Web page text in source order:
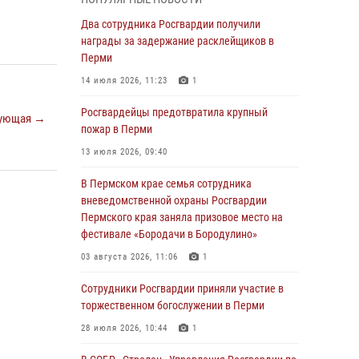
→
В Пермском крае семья сотрудника
вневедомственной охраны Росгвардии
Пермского края заняла призовое место на
фестивале «Бородачи в Бородулино»
В Пермском крае росгвардейцы провели
Росгвардеец спас тонущую женщину в
Пермском крае
30 июля 2026, 05:19
торжественном богослужении в Перми
28 июля 2026, 10:44 1
Два сотрудника Росгвардии получили
награды за задержание расклейщиков в
Перми
14 июля 2026, 11:23 1
Росгвардейцы предотвратила крупный
пожар в Перми
13 июля 2026, 09:40
В Пермском крае семья сотрудника
вневедомственной охраны Росгвардии
Пермского края заняла призовое место на
фестивале «Бородачи в Бородулино»
03 августа 2026, 11:06 1
Сотрудники Росгвардии приняли участие в
торжественном богослужении в Перми
28 июля 2026, 10:44 1